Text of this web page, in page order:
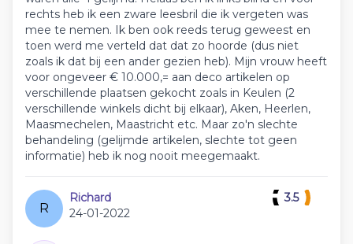
rechts heb ik een zware leesbril die ik vergeten was
mee te nemen. Ik ben ook reeds terug geweest en
toen werd me verteld dat dat zo hoorde (dus niet
zoals ik dat bij een ander gezien heb). Mijn vrouw heeft
voor ongeveer € 10.000,= aan deco artikelen op
verschillende plaatsen gekocht zoals in Keulen (2
verschillende winkels dicht bij elkaar), Aken, Heerlen,
Maasmechelen, Maastricht etc. Maar zo'n slechte
behandeling (gelijmde artikelen, slechte tot geen
informatie) heb ik nog nooit meegemaakt.
R
Richard
24-01-2022
3.5